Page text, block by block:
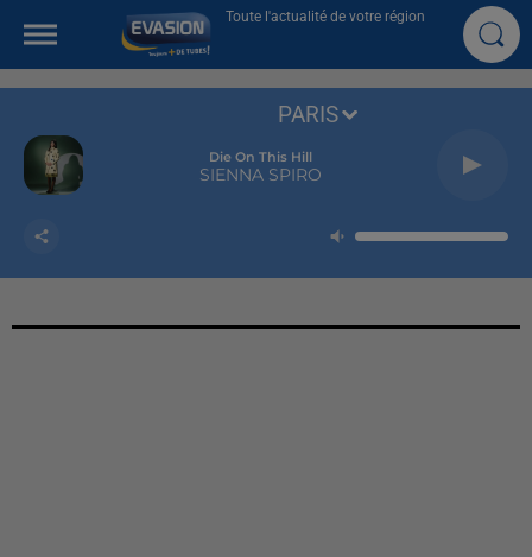
Toute l'actualité de votre région
Die On This Hill
SIENNA SPIRO
PARIS